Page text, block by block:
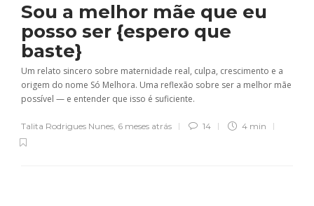
Sou a melhor mãe que eu
posso ser {espero que
baste}
Um relato sincero sobre maternidade real, culpa, crescimento e a
origem do nome Só Melhora. Uma reflexão sobre ser a melhor mãe
possível — e entender que isso é suficiente.
Talita Rodrigues Nunes, 6 meses atrás 14 4 min